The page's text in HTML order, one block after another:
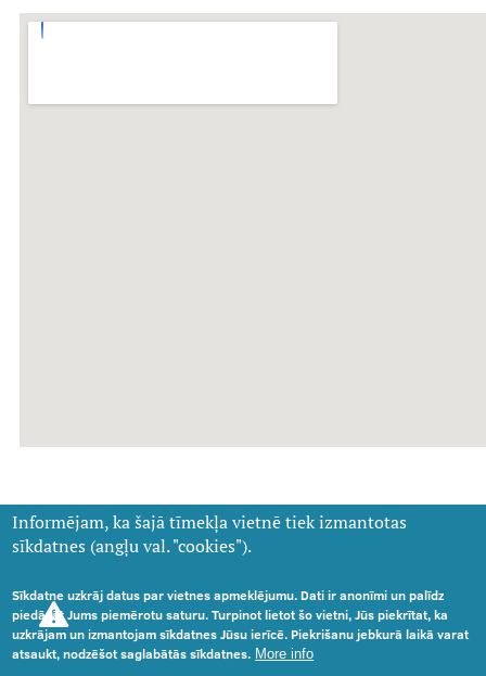
Rīgas Stradiņa universitātes Anatomijas muzejs -
Kronvalda bulvāris 9, Rīga
Informējam, ka šajā tīmekļa vietnē tiek izmantotas
sīkdatnes (angļu val. "cookies").
Sīkdatne uzkrāj datus par vietnes apmeklējumu. Dati ir anonīmi un palīdz
piedāvāt Jums piemērotu saturu. Turpinot lietot šo vietni, Jūs piekrītat, ka
uzkrājam un izmantojam sīkdatnes Jūsu ierīcē. Piekrišanu jebkurā laikā varat
atsaukt, nodzēšot saglabātās sīkdatnes. More info